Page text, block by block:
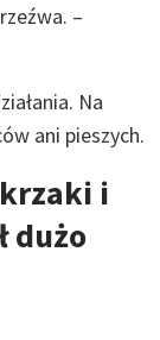
–
Na
ani pieszych.
i
dużo